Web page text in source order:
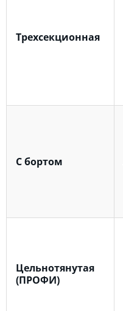
Трехсекционная
С бортом
Цельнотянутая
(ПРОФИ)